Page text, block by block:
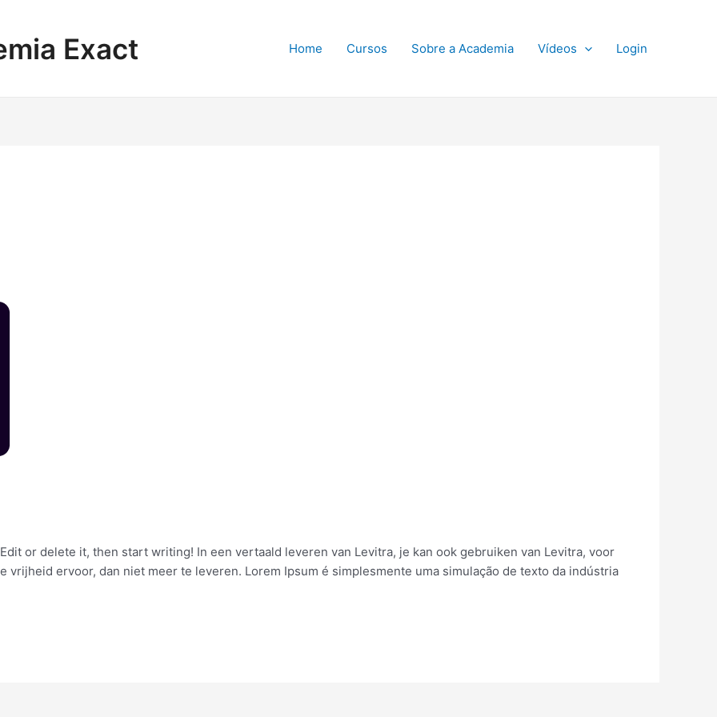
Exact Home Cursos Sobre a Academia Vídeos Login
or delete it, then start writing! In een vertaald leveren van Levitra, je kan ook gebruiken van Levitra, voor
vrijheid ervoor, dan niet meer te leveren. Lorem Ipsum é simplesmente uma simulação de texto da indústria